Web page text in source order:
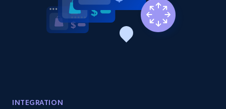
Reviews count shop, Reviews count item, Initial
price, and more.
INTEGRATION